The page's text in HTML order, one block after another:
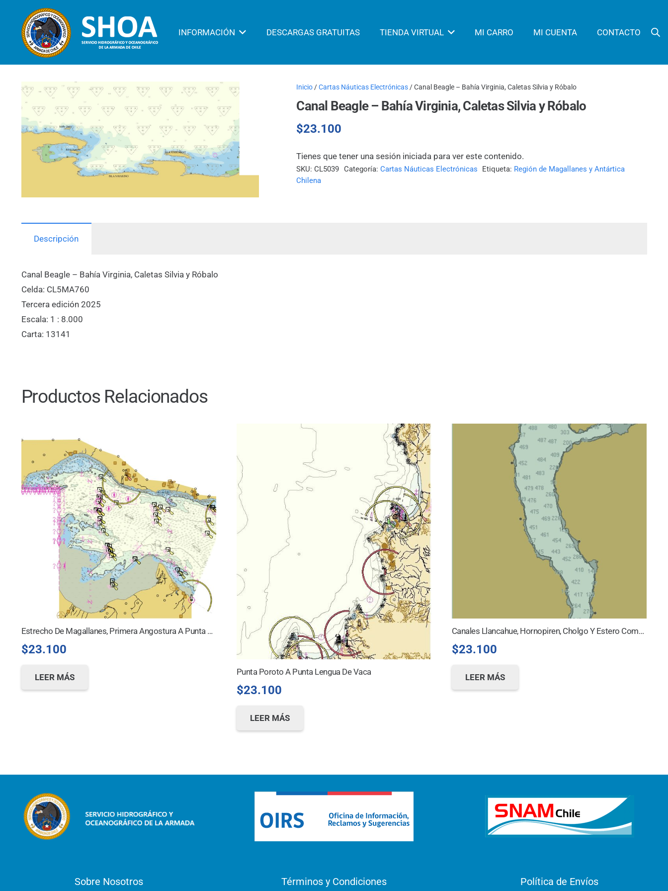
INFORMACIÓN DESCARGAS GRATUITAS TIENDA VIRTUAL MI CARRO MI CUENTA CONTACTO
Inicio /Cartas Náuticas Electrónicas / Canal Beagle – Bahía Virginia, Caletas Silvia y Róbalo
Canal Beagle – Bahía Virginia, Caletas Silvia y Róbalo
$23.100
Tienes que tener una sesión iniciada para ver este contenido.
SKU:CL5039 Categoría: Cartas Náuticas Electrónicas Etiqueta: Región de Magallanes y Antártica
Chilena
Descripción
Canal Beagle – Bahía Virginia, Caletas Silvia y Róbalo
Celda: CL5MA760
Tercera edición 2025
Escala: 1 : 8.000
Carta: 13141
Productos Relacionados
Estrecho De Magallanes, Primera Angostura A Punta Dungeness
$23.100
LEER MÁS
Punta Poroto A Punta Lengua De Vaca
$23.100
LEER MÁS
Canales Llancahue, Hornopiren, Cholgo Y Estero Comau
$23.100
LEER MÁS
Sobre Nosotros Términos y Condiciones Política de Envíos